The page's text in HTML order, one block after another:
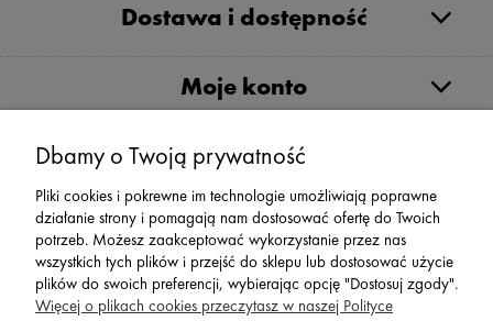
Dostawa i dostępność
Moje konto
Serwis
Zwroty,Reklamacje Wymiany
Dbamy o Twoją prywatność
Pliki cookies i pokrewne im technologie umożliwiają poprawne
działanie strony i pomagają nam dostosować ofertę do Twoich
potrzeb. Możesz zaakceptować wykorzystanie przez nas
wszystkich tych plików i przejść do sklepu lub dostosować użycie
plików do swoich preferencji, wybierając opcję "Dostosuj zgody".
Więcej o plikach cookies przeczytasz w naszej Polityce